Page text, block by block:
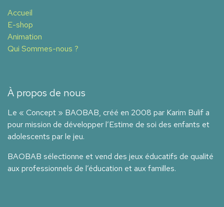
Accueil
E-shop
Animation
Qui Sommes-nous ?
À propos de nous
Le « Concept » BAOBAB, créé en 2008 par Karim Bulif a
pour mission de développer l’Estime de soi des enfants et
adolescents par le jeu.
BAOBAB sélectionne et vend des jeux éducatifs de qualité
aux professionnels de l’éducation et aux familles.